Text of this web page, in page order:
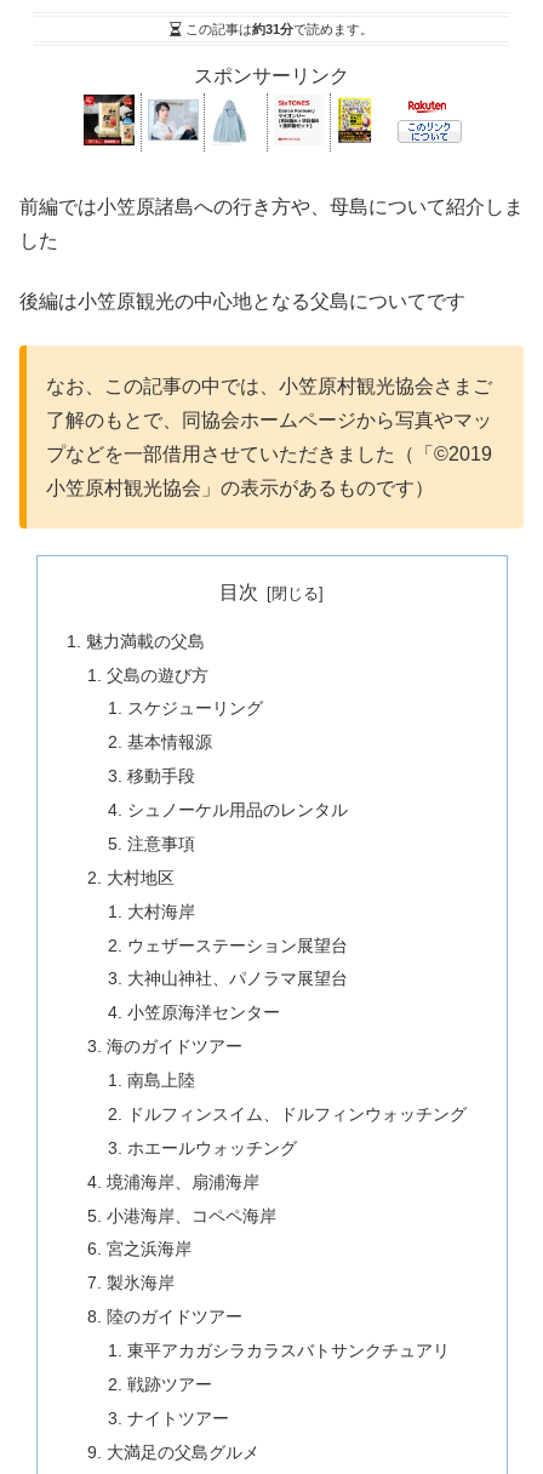
この記事は約31分で読めます。
スポンサーリンク
前編では小笠原諸島への行き方や、母島について紹介しま
した
後編は小笠原観光の中心地となる父島についてです
なお、この記事の中では、小笠原村観光協会さまご
了解のもとで、同協会ホームページから写真やマッ
プなどを一部借用させていただきました（「©︎2019
小笠原村観光協会」の表示があるものです）
目次
魅力満載の父島
父島の遊び方
スケジューリング
基本情報源
移動手段
シュノーケル用品のレンタル
注意事項
大村地区
大村海岸
ウェザーステーション展望台
大神山神社、パノラマ展望台
小笠原海洋センター
海のガイドツアー
南島上陸
ドルフィンスイム、ドルフィンウォッチング
ホエールウォッチング
境浦海岸、扇浦海岸
小港海岸、コペペ海岸
宮之浜海岸
製氷海岸
陸のガイドツアー
東平アカガシラカラスバトサンクチュアリ
戦跡ツアー
ナイトツアー
大満足の父島グルメ